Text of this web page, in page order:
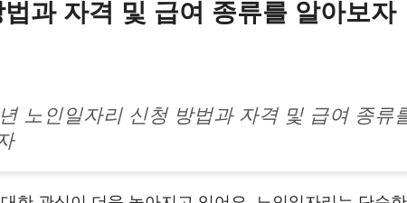
과 자격 및 급여 종류를 알아보자
노인일자리 신청 방법과 자격 및 급여 종류